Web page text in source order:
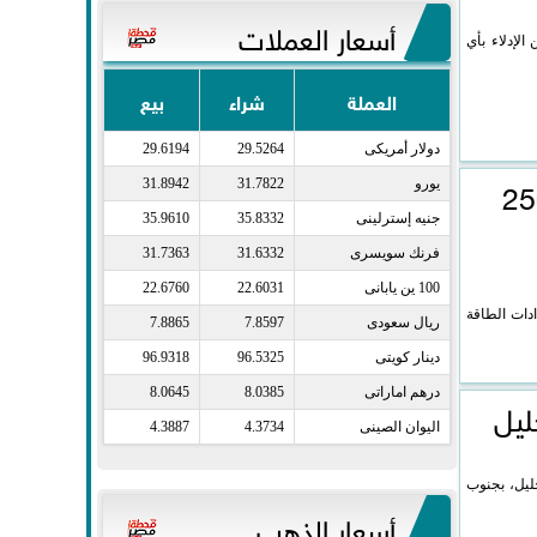
بأي
لدعم الكهرباء بقيمة 250
على إمدادات الطاقة
بجنوب
أسعار العملات
العملة شراء بيع
دولار أمريكى​ 29.5264
29.6194
يورو​ 31.7822
31.8942
جنيه إسترلينى​ 35.8332
35.9610
فرنك سويسرى​ 31.6332
31.7363
100 ين يابانى​ 22.6031
22.6760
ريال سعودى​ 7.8597
7.8865
دينار كويتى​ 96.5325
96.9318
درهم اماراتى​ 8.0385
8.0645
اليوان الصينى​ 4.3734
4.3887
أسعار الذهب